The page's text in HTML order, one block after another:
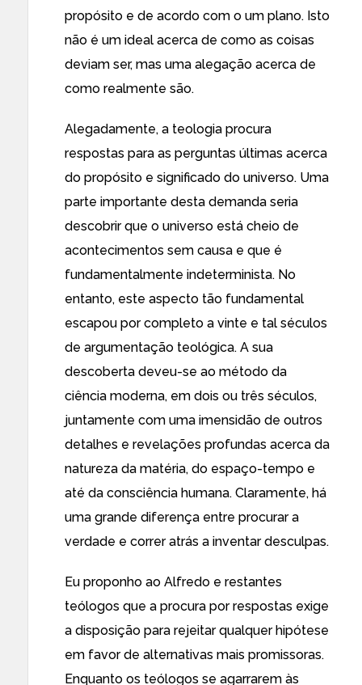
propósito e de acordo com o um plano. Isto
não é um ideal acerca de como as coisas
deviam ser, mas uma alegação acerca de
como realmente são.
Alegadamente, a teologia procura
respostas para as perguntas últimas acerca
do propósito e significado do universo. Uma
parte importante desta demanda seria
descobrir que o universo está cheio de
acontecimentos sem causa e que é
fundamentalmente indeterminista. No
entanto, este aspecto tão fundamental
escapou por completo a vinte e tal séculos
de argumentação teológica. A sua
descoberta deveu-se ao método da
ciência moderna, em dois ou três séculos,
juntamente com uma imensidão de outros
detalhes e revelações profundas acerca da
natureza da matéria, do espaço-tempo e
até da consciência humana. Claramente, há
uma grande diferença entre procurar a
verdade e correr atrás a inventar desculpas.
Eu proponho ao Alfredo e restantes
teólogos que a procura por respostas exige
a disposição para rejeitar qualquer hipótese
em favor de alternativas mais promissoras.
Enquanto os teólogos se agarrarem às